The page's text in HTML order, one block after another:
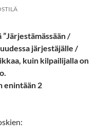
/
järjestäjälle /
kuin kilpailijalla on
enintään 2